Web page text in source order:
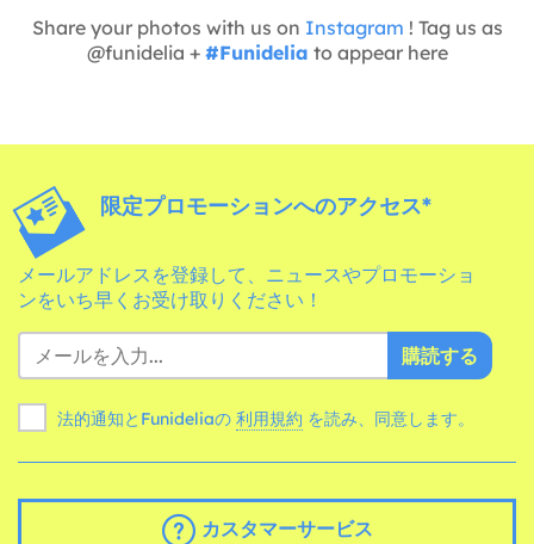
Share your photos with us on Instagram ! Tag us as
@funidelia + #Funidelia to appear here
限定プロモーションへのアクセス*
メールアドレスを登録して、ニュースやプロモーショ
ンをいち早くお受け取りください！
購読する
法的通知とFunideliaの 利用規約 を読み、同意します。
カスタマーサービス